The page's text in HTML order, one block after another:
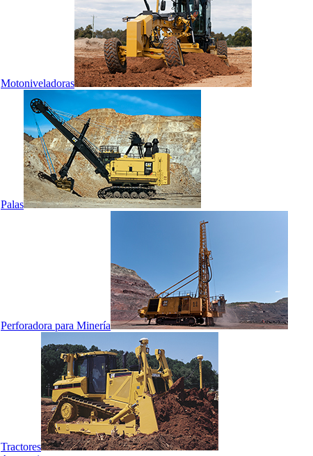
Motoniveladoras
Palas
Perforadora para Minería
Tractores